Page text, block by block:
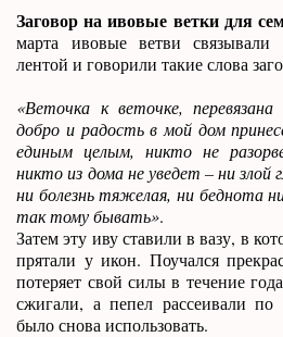
Заговор на ивовые ветки для
марта ивовые ветви
лентой и говорили такие слова
«Веточка к веточке,
добро и радость в мой дом
единым целым, никто не
никто из дома не уведет – ни злой
ни болезнь тяжелая, ни беднота
так тому бывать».
Затем эту иву ставили в вазу, в
прятали у икон. Поучался
потеряет свой силы в течение
сжигали, а пепел рассеивали
было снова использовать.